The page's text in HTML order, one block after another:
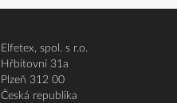
Elfetex, spol. s r.o.
Hřbitovní 31a
Plzeň 312 00
Česká republika